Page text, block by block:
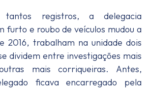
registros, a delegacia
furto e roubo de veículos mudou a
2016, trabalham na unidade dois
dividem entre investigações mais
mais corriqueiras. Antes,
ficava encarregado pela